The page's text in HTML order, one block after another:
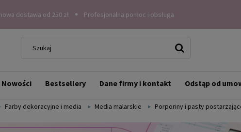
dostawa od 250 zł Profesjonalna pomoc i obsługa
Nowości Bestsellery Dane firmy i kontakt Odstąp od
Farby dekoracyjne i media Media malarskie Porporiny i pasty